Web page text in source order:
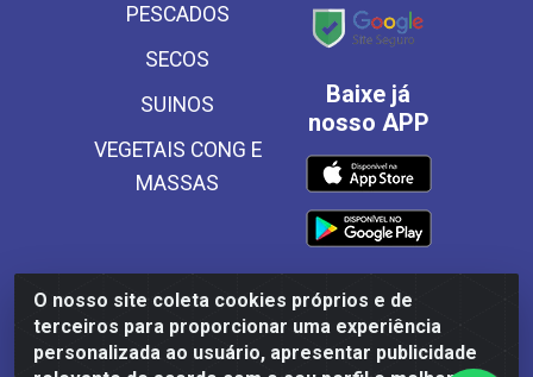
O nosso site coleta cookies próprios e de
terceiros para proporcionar uma experiência
personalizada ao usuário, apresentar publicidade
PESCADOS
SECOS
SUINOS
VEGETAIS CONG E
MASSAS
Baixe já
nosso APP
Frinscal - Distribuidora e Importadora de Alimentos LTDA -
Rodovia BR 101 Sul Km 187, 310 Galpão - Santa Rosa,
Palmares/PE - CEP 55540-000 - CNPJ 03.504.437/0001-50